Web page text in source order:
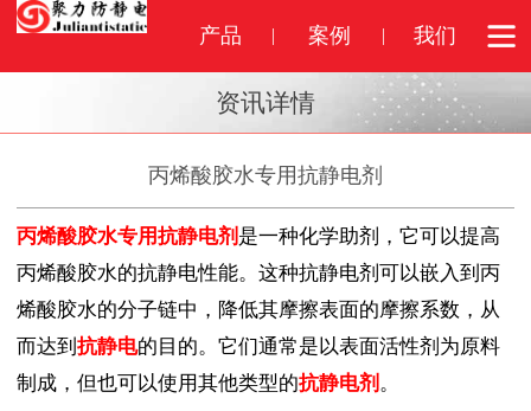
产品 案例 我们
资讯详情
丙烯酸胶水专用抗静电剂
丙烯酸胶水专用抗静电剂 是一种化学助剂，它可以提高
丙烯酸胶水的抗静电性能。这种抗静电剂可以嵌入到丙
烯酸胶水的分子链中，降低其摩擦表面的摩擦系数，从
而达到 抗静电的目的。它们通常是以表面活性剂为原料
制成，但也可以使用其他类型的抗静电剂 。